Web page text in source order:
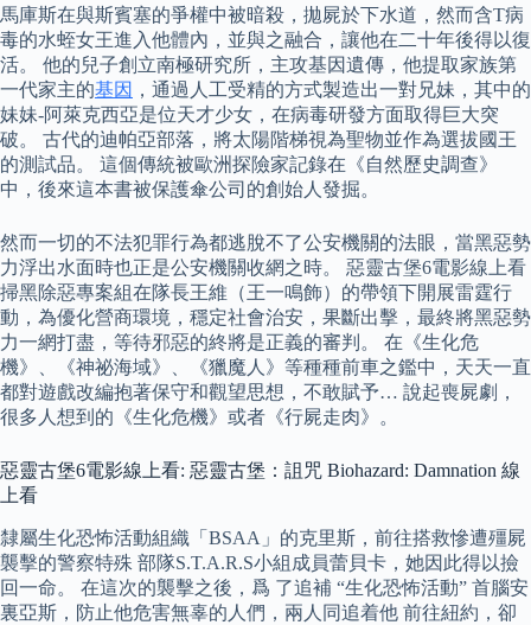
馬庫斯在與斯賓塞的爭權中被暗殺，拋屍於下水道，然而含T病
毒的水蛭女王進入他體內，並與之融合，讓他在二十年後得以復
活。 他的兒子創立南極研究所，主攻基因遺傳，他提取家族第
一代家主的基因 ，通過人工受精的方式製造出一對兄妹，其中的
妹妹-阿萊克西亞是位天才少女，在病毒研發方面取得巨大突
破。 古代的迪帕亞部落，將太陽階梯視為聖物並作為選拔國王
的測試品。 這個傳統被歐洲探險家記錄在《自然歷史調查》
中，後來這本書被保護傘公司的創始人發掘。
然而一切的不法犯罪行為都逃脫不了公安機關的法眼，當黑惡勢
力浮出水面時也正是公安機關收網之時。 惡靈古堡6電影線上看
掃黑除惡專案組在隊長王維（王一鳴飾）的帶領下開展雷霆行
動，為優化營商環境，穩定社會治安，果斷出擊，最終將黑惡勢
力一網打盡，等待邪惡的終將是正義的審判。 在《生化危
機》、《神祕海域》、《獵魔人》等種種前車之鑑中，天天一直
都對遊戲改編抱著保守和觀望思想，不敢賦予… 說起喪屍劇，
很多人想到的《生化危機》或者《行屍走肉》。
惡靈古堡6電影線上看: 惡靈古堡：詛咒 Biohazard: Damnation 線
上看
隸屬生化恐怖活動組織「BSAA」的克里斯，前往搭救慘遭殭屍
襲擊的警察特殊 部隊S.T.A.R.S小組成員蕾貝卡，她因此得以撿
回一命。 在這次的襲擊之後，爲 了追補 “生化恐怖活動” 首腦安
裏亞斯，防止他危害無辜的人們，兩人同追着他 前往紐約，卻